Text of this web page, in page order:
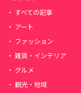
すべての記事
アート
ファッション
雑貨・インテリア
グルメ
観光・地域